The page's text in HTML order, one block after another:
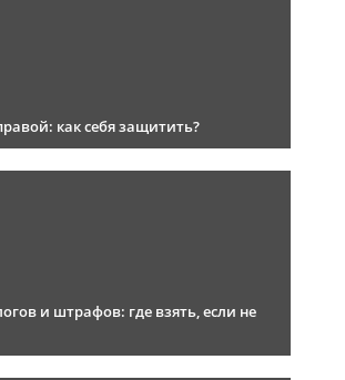
как себя защитить?
и штрафов: где взять, если не